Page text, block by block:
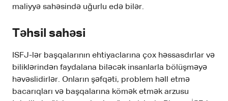
maliyyə sahəsində uğurlu edə bilər.
Təhsil sahəsi
ISFJ-lər başqalarının ehtiyaclarına çox həssasdırlar və
biliklərindən faydalana biləcək insanlarla bölüşməyə
həvəslidirlər. Onların şəfqəti, problem həll etmə
bacarıqları və başqalarına kömək etmək arzusu